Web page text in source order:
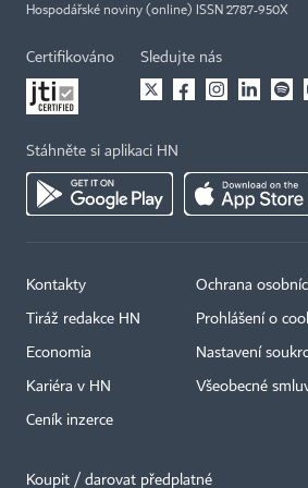
Hospodářské noviny (online) ISSN 2787-950X
Certifikováno Sledujte nás
Stáhněte si aplikaci HN
Kontakty
Tiráž redakce HN
Economia
Kariéra v HN
Ceník inzerce
Ochrana
Prohlášení o
Nastavení
Všeobecné
Koupit / darovat předplatné